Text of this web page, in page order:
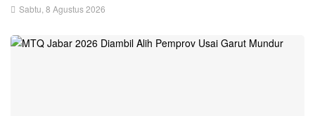
Sabtu, 8 Agustus 2026